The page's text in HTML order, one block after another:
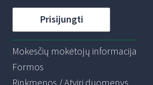
Prisijungti
Mokesčių mokėtojų informacija
Formos